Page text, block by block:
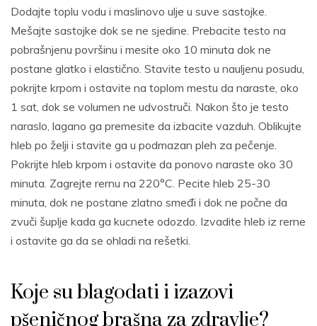
Dodajte toplu vodu i maslinovo ulje u suve sastojke.
Mešajte sastojke dok se ne sjedine. Prebacite testo na
pobrašnjenu površinu i mesite oko 10 minuta dok ne
postane glatko i elastično. Stavite testo u nauljenu posudu,
pokrijte krpom i ostavite na toplom mestu da naraste, oko
1 sat, dok se volumen ne udvostruči. Nakon što je testo
naraslo, lagano ga premesite da izbacite vazduh. Oblikujte
hleb po želji i stavite ga u podmazan pleh za pečenje.
Pokrijte hleb krpom i ostavite da ponovo naraste oko 30
minuta. Zagrejte rernu na 220°C. Pecite hleb 25-30
minuta, dok ne postane zlatno smeđi i dok ne počne da
zvuči šuplje kada ga kucnete odozdo. Izvadite hleb iz rerne
i ostavite ga da se ohladi na rešetki.
Koje su blagodati i izazovi
pšeničnog brašna za zdravlje?